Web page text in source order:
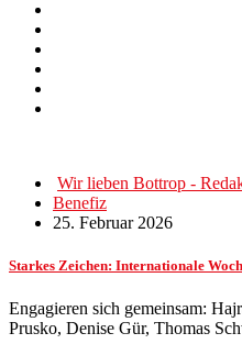
Wir lieben Bottrop -
Benefiz
25. Februar 2026
Starkes Zeichen: Internationale
Engagieren sich gemeinsam:
Prusko, Denise Gür, Thomas